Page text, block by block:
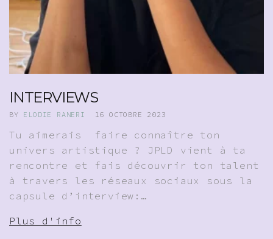
INTERVIEWS
BY ELODIE RANERI 16 OCTOBRE 2023
Tu aimerais faire connaître ton
univers artistique ? JPLD vient à ta
rencontre et fais découvrir ton talent
à travers les réseaux sociaux sous la
capsule d’interview:…
Plus d'info